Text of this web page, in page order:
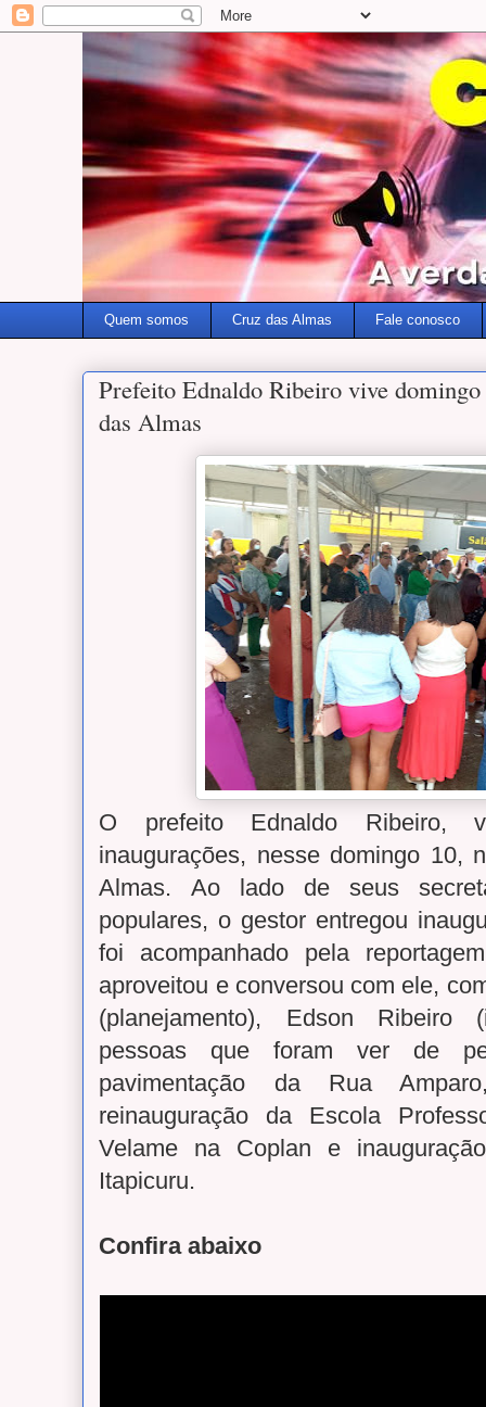
Quem somos Cruz das Almas Fale conosco
Prefeito Ednaldo Ribeiro vive
das Almas
O prefeito Ednaldo Ribeiro,
inaugurações, nesse domingo 10,
Almas. Ao lado de seus
populares, o gestor entregou
foi acompanhado pela
aproveitou e conversou com ele,
(planejamento), Edson Ribeiro
pessoas que foram ver de
pavimentação da Rua
reinauguração da Escola
Velame na Coplan e
Itapicuru.
Confira abaixo